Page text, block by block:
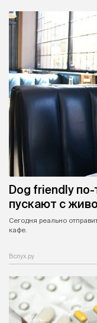
Dog friendly
пускают с
Сегодня реально
кафе.
Вслух.ру